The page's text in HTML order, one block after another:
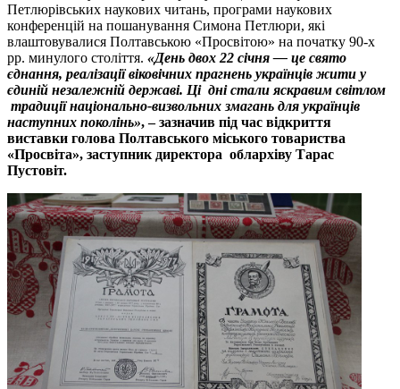
Петлюрівських наукових читань, програми наукових
конференцій на пошанування Симона Петлюри, які
влаштовувалися Полтавською «Просвітою» на початку 90-х
рр. минулого століття. «День двох 22 січня — це свято
єднання, реалізації віковічних прагнень українців жити у
єдиній незалежній державі. Ці дні стали яскравим світлом
традиції національно-визвольних змагань для українців
наступних поколінь», – зазначив під час відкриття
виставки голова Полтавського міського товариства
«Просвіта», заступник директора облархіву Тарас
Пустовіт.